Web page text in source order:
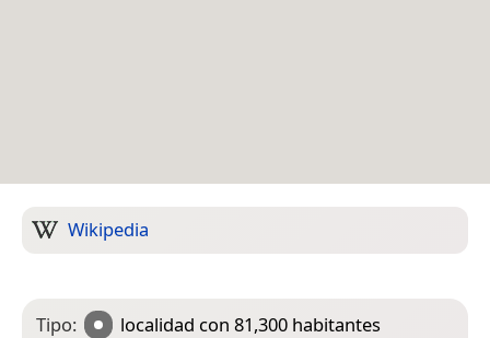
Wikipedia
Tipo: localidad con 81,300 habitantes